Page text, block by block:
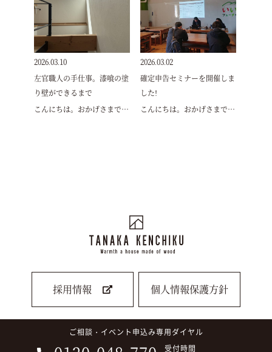
2026.03.10
左官職人の手仕事。漆喰の塗
り壁ができるまで
こんにちは。おかげさまで…
2026.03.02
確定申告セミナーを開催しま
した!
こんにちは。おかげさまで…
採用情報 個人情報保護方針
ご相談・イベント申込み専用ダイヤル
受付時間